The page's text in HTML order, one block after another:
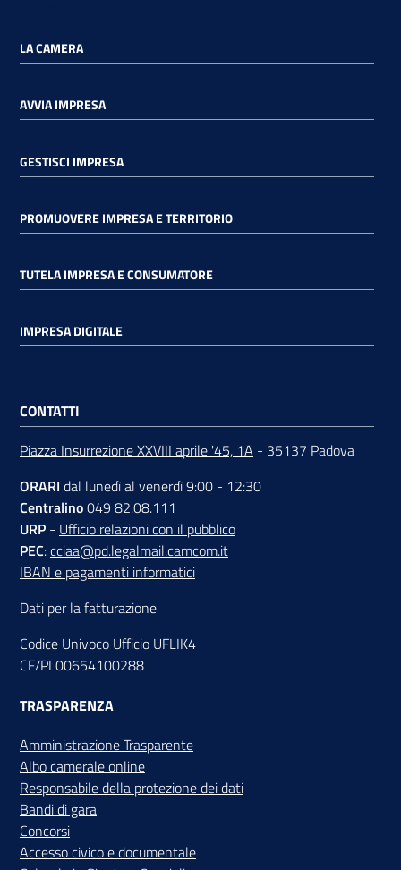
su
LA CAMERA
AVVIA IMPRESA
GESTISCI IMPRESA
PROMUOVERE IMPRESA E TERRITORIO
TUTELA IMPRESA E CONSUMATORE
IMPRESA DIGITALE
CONTATTI
Piazza Insurrezione XXVIII aprile '45, 1A - 35137 Padova
ORARI dal lunedì al venerdì 9:00 - 12:30
Centralino049 82.08.111
URP - Ufficio relazioni con il pubblico
PEC:cciaa@pd.legalmail.camcom.it
IBAN e pagamenti informatici
Dati per la fatturazione
Codice Univoco Ufficio UFLIK4
CF/PI 00654100288
TRASPARENZA
Amministrazione Trasparente
Albo camerale online
Responsabile della protezione dei dati
Bandi di gara
Concorsi
Accesso civico e documentale